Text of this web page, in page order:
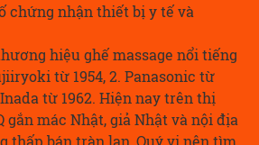
chứng nhận thiết bị y tế và
hiệu ghế massage nổi tiếng
từ 1954, 2. Panasonic từ
từ 1962. Hiện nay trên thị
gắn mác Nhật, giả Nhật và nội địa
thấp bán tràn lan, Quý vị nên tìm